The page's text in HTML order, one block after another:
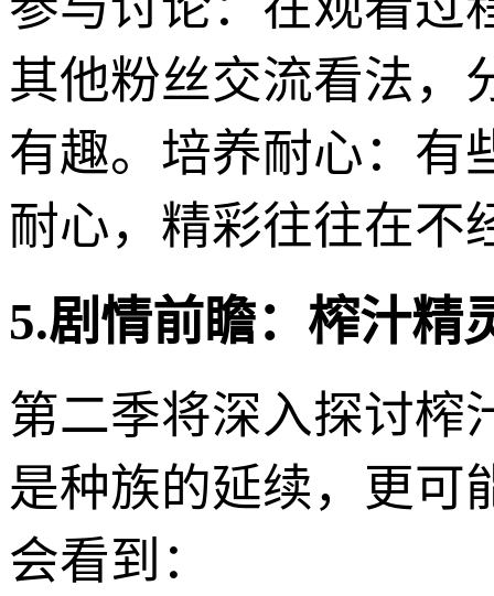
其他粉丝交流看法，
有趣。培养耐心：有
耐心，精彩往往在不
5.剧情前瞻：榨汁精
第二季将深入探讨榨
是种族的延续，更可
会看到：